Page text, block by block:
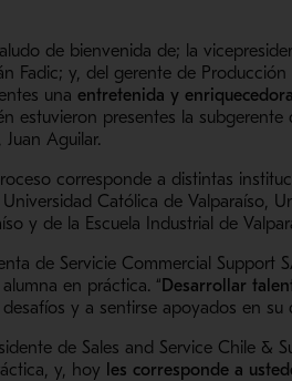
de bienvenida de; la
Fadic; y, del gerente de
una entretenida y
estuvieron presentes la
Aguilar.
corresponde a distintas
Católica de Valparaíso,
y de la Escuela Industrial de
de Servicie Commercial Support
en práctica. “ Desarrollar
y a sentirse apoyados en su
de Sales and Service Chile &
y, hoy
les corresponde a